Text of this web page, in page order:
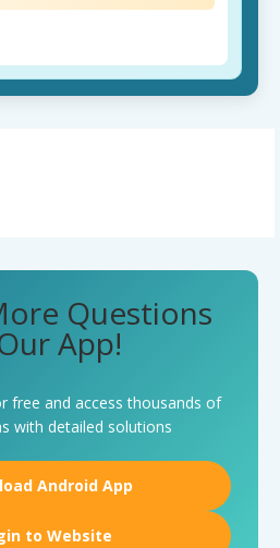
Questions
App!
free and access thousands of
with detailed solutions
Android App
to Website